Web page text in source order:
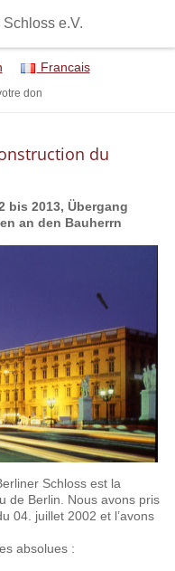
Francais
don
du
bis 2013, Übergang
an den Bauherrn
Schloss est la
de Berlin. Nous avons pris
04. juillet 2002 et l’avons
absolues :
e.V.